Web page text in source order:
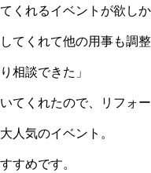
くれるイベントが欲しか
てくれて他の用事も調
相談できた」
てくれたので、リフォ
人気のイベント。
すめです。